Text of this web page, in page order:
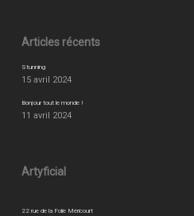
Articles récents
Stunning
15 avril 2024
Bonjour tout le monde !
11 avril 2024
Artyficial
22 rue de la Folie Méricourt